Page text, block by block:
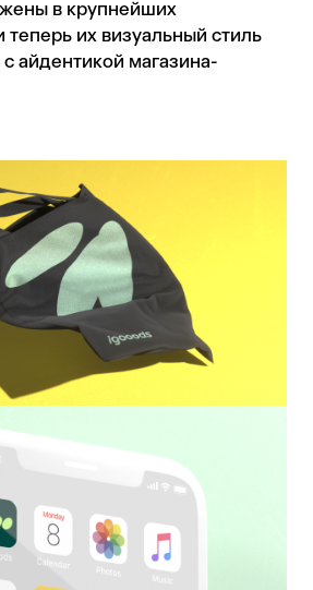
в крупнейших
теперь их визуальный стиль
айдентикой магазина-